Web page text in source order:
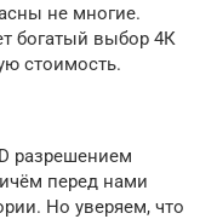
не многие.
богатый выбор 4К
стоимость.
разрешением
перед нами
Но уверяем, что